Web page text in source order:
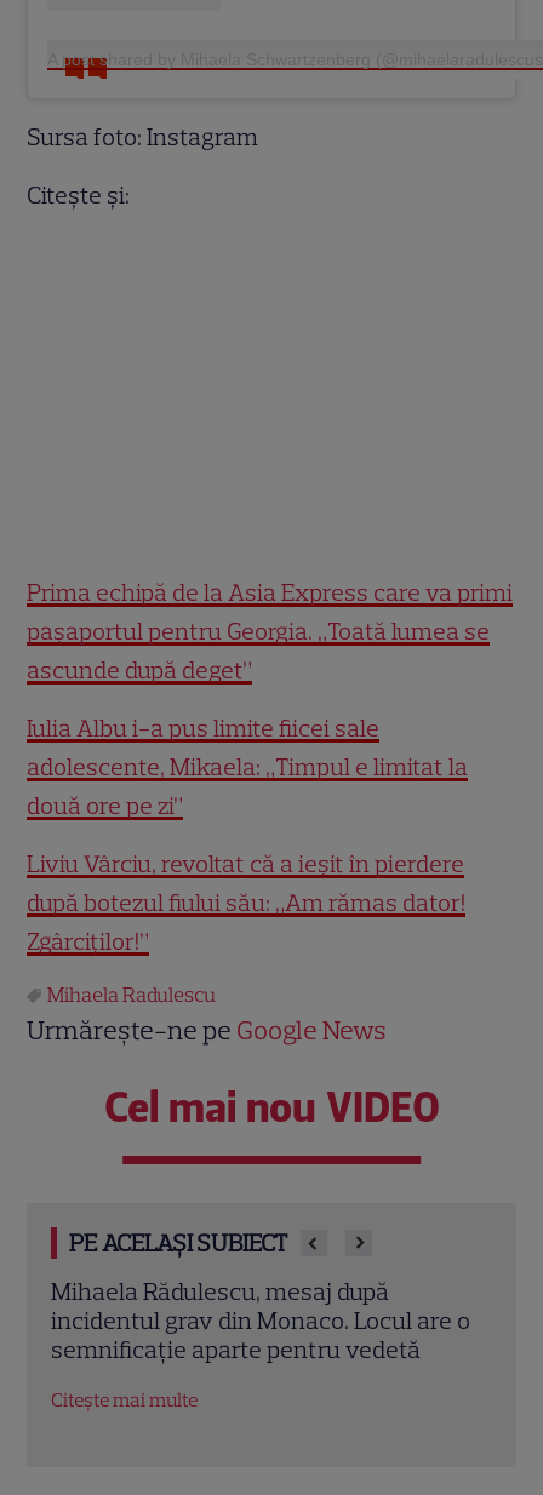
A post shared by Mihaela Schwartzenberg
Sursa foto: Instagram
Citește și:
Prima echipă de la Asia Express care va primi
pașaportul pentru Georgia. „Toată lumea se
ascunde după deget”
Iulia Albu i-a pus limite fiicei sale
adolescente, Mikaela: „Timpul e limitat la
două ore pe zi”
Liviu Vârciu, revoltat că a ieșit în pierdere
după botezul fiului său: „Am rămas dator!
Zgârciților!”
Mihaela Radulescu
Urmărește-ne pe Google News
Cel mai nou VIDEO
PE ACELAȘI SUBIECT
Ce a dezvăluit acum Mihaela Rădulescu
despre Felix Baumgartner. Un nume
important din viața lui a apărut în